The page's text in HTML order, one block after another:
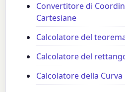
Convertitore di
Cartesiane
Calcolatore del
Calcolatore del
Calcolatore della Curva